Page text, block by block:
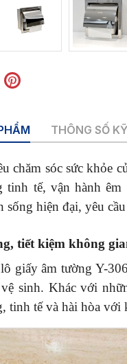
THÔNG SỐ
chăm sóc sức khỏe
tinh tế, vận hành
hiện đại, yêu
tiết kiệm không
giấy âm tường Y-
sinh. Khác với
tinh tế và hài hòa với